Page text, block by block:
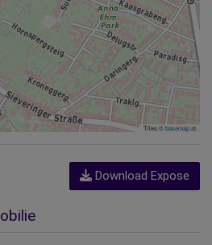
Tiles ©basemap.at
Download Expose